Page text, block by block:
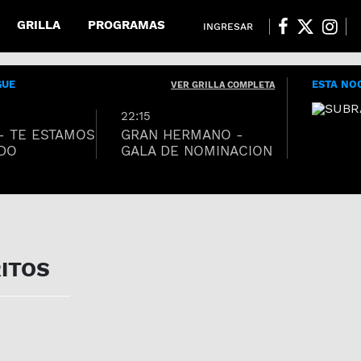
GRILLA PROGRAMAS INGRESAR
VER GRILLA COMPLETA
TE ESTAMOS
22:15
GRAN HERMANO -
GALA DE NOMINACION
ESTA